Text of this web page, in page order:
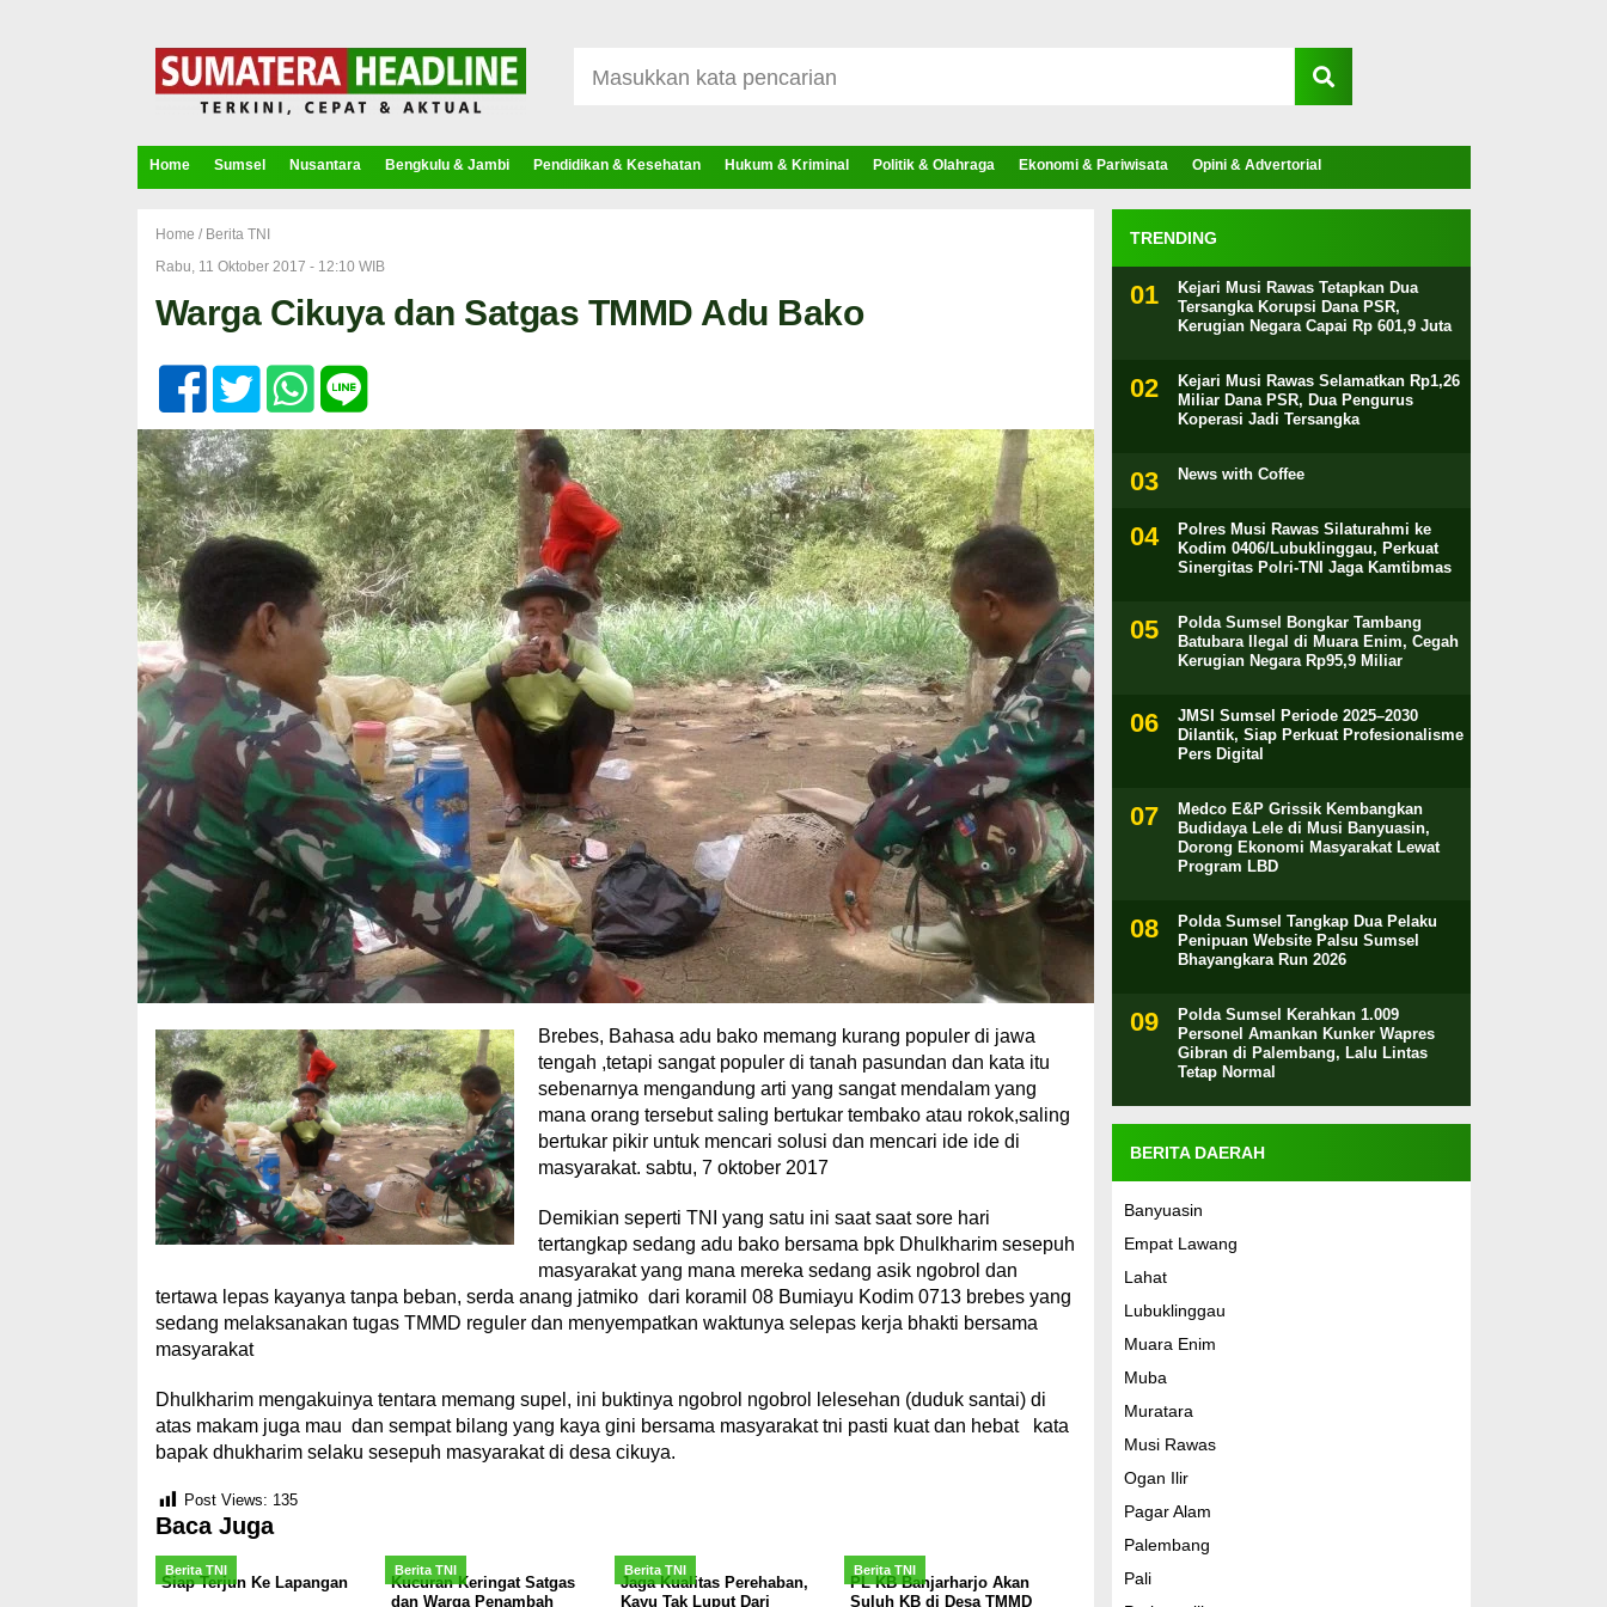
Home Sumsel Nusantara Bengkulu & Jambi Pendidikan & Kesehatan Hukum & Kriminal Politik & Olahraga Ekonomi & Pariwisata Opini & Advertorial
Home / Berita TNI
Rabu, 11 Oktober 2017 - 12:10 WIB
Warga Cikuya dan Satgas TMMD Adu Bako
Brebes, Bahasa adu bako memang kurang populer di jawa
tengah ,tetapi sangat populer di tanah pasundan dan kata itu
sebenarnya mengandung arti yang sangat mendalam yang
mana orang tersebut saling bertukar tembako atau rokok,saling
bertukar pikir untuk mencari solusi dan mencari ide ide di
masyarakat. sabtu, 7 oktober 2017
Demikian seperti TNI yang satu ini saat saat sore hari
tertangkap sedang adu bako bersama bpk Dhulkharim sesepuh
masyarakat yang mana mereka sedang asik ngobrol dan
tertawa lepas kayanya tanpa beban, serda anang jatmiko dari koramil 08 Bumiayu Kodim 0713 brebes yang
sedang melaksanakan tugas TMMD reguler dan menyempatkan waktunya selepas kerja bhakti bersama
masyarakat
Dhulkharim mengakuinya tentara memang supel, ini buktinya ngobrol ngobrol lelesehan (duduk santai) di
atas makam juga mau dan sempat bilang yang kaya gini bersama masyarakat tni pasti kuat dan hebat kata
bapak dhukharim selaku sesepuh masyarakat di desa cikuya.
Post Views: 135
Baca Juga
Berita TNI
Siap Terjun Ke Lapangan
Berita TNI
Kucuran Keringat Satgas
dan Warga Penambah
Berita TNI
Jaga Kualitas Perehaban,
Kayu Tak Luput Dari
Berita TNI
PL KB Banjarharjo Akan
Suluh KB di Desa TMMD
TRENDING
Kejari Musi Rawas Tetapkan Dua
Tersangka Korupsi Dana PSR,
Kerugian Negara Capai Rp 601,9 Juta
Kejari Musi Rawas Selamatkan Rp1,26
Miliar Dana PSR, Dua Pengurus
Koperasi Jadi Tersangka
News with Coffee
Polres Musi Rawas Silaturahmi ke
Kodim 0406/Lubuklinggau, Perkuat
Sinergitas Polri-TNI Jaga Kamtibmas
Polda Sumsel Bongkar Tambang
Batubara Ilegal di Muara Enim, Cegah
Kerugian Negara Rp95,9 Miliar
JMSI Sumsel Periode 2025–2030
Dilantik, Siap Perkuat Profesionalisme
Pers Digital
Medco E&P Grissik Kembangkan
Budidaya Lele di Musi Banyuasin,
Dorong Ekonomi Masyarakat Lewat
Program LBD
Polda Sumsel Tangkap Dua Pelaku
Penipuan Website Palsu Sumsel
Bhayangkara Run 2026
Polda Sumsel Kerahkan 1.009
Personel Amankan Kunker Wapres
Gibran di Palembang, Lalu Lintas
Tetap Normal
BERITA DAERAH
Banyuasin
Empat Lawang
Lahat
Lubuklinggau
Muara Enim
Muba
Muratara
Musi Rawas
Ogan Ilir
Pagar Alam
Palembang
Pali